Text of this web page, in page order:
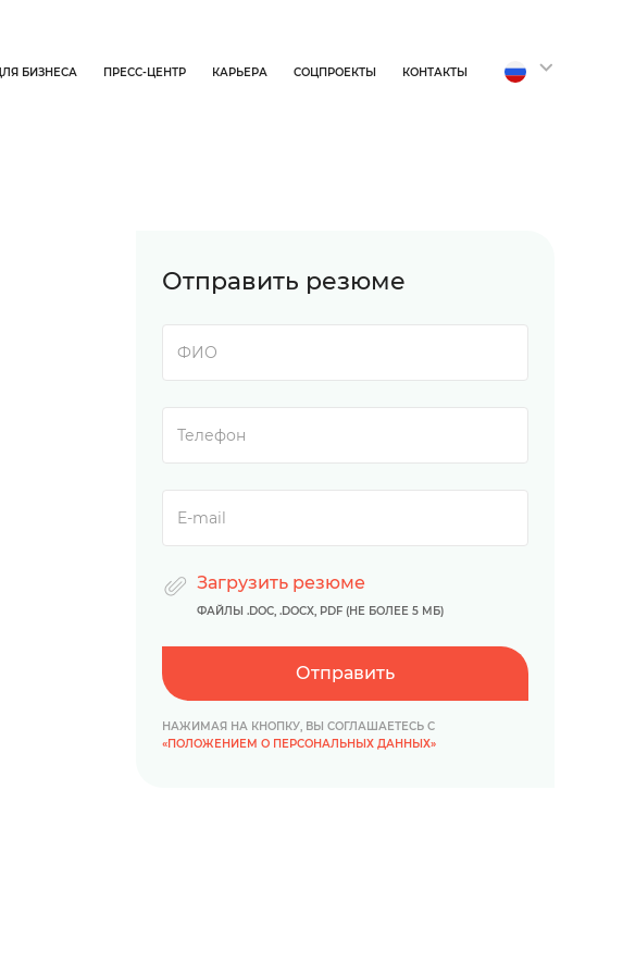
БИЗНЕСА ПРЕСС-ЦЕНТР КАРЬЕРА СОЦПРОЕКТЫ КОНТАКТЫ
Отправить резюме
Загрузить резюме
ФАЙЛЫ .DOC, .DOCX, PDF (НЕ БОЛЕЕ 5 МБ)
Отправить
НАЖИМАЯ НА КНОПКУ, ВЫ СОГЛАШАЕТЕСЬ С
«ПОЛОЖЕНИЕМ О ПЕРСОНАЛЬНЫХ ДАННЫХ»